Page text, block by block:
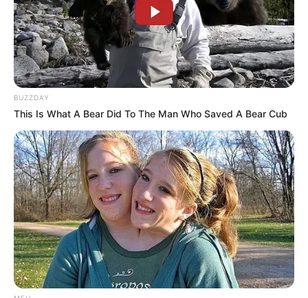
Serem! 9 Chat Ojek Online &
Pelanggan Ini Bikin Auto
Merinding
Bikin Ngakak, 10 Potret
Cosplay Murah Pakai Bahan
Seadanya
BUZZDAY
This Is What A Bear Did To The Man Who Saved A Bear Cub